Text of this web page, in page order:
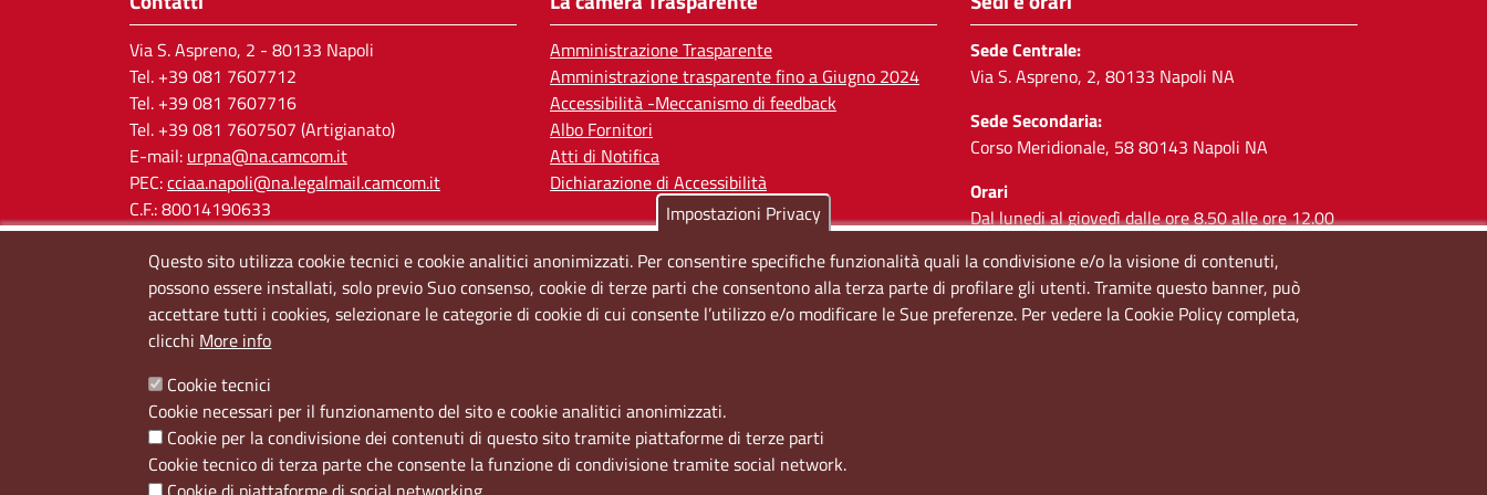
Via S. Aspreno, 2 - 80133 Napoli
Tel. +39 081 7607712
Tel. +39 081 7607716
Tel. +39 081 7607507 (Artigianato)
E-mail: urpna@na.camcom.it
PEC:cciaa.napoli@na.legalmail.camcom.it
C.F.: 80014190633
P.IVA: 03121650638
Cod. IPA: cciaa_na
Amministrazione Trasparente
Amministrazione trasparente fino a Giugno 2024
Accessibilità -Meccanismo di feedback
Albo Fornitori
Atti di Notifica
Dichiarazione di Accessibilità
Sede Centrale:
Via S. Aspreno, 2, 80133 Napoli NA
Sede Secondaria:
Corso Meridionale, 58 80143 Napoli NA
Orari
Dal lunedi al giovedì dalle ore 8.50 alle ore 12.00
Social
Menù privacy
Cookie Note Legali Accesso riservato
Impostazioni Privacy
Questo sito utilizza cookie tecnici e cookie analitici anonimizzati. Per consentire specifiche funzionalità quali la condivisione e/o la visione di contenuti,
possono essere installati, solo previo Suo consenso, cookie di terze parti che consentono alla terza parte di profilare gli utenti. Tramite questo banner, può
accettare tutti i cookies, selezionare le categorie di cookie di cui consente l’utilizzo e/o modificare le Sue preferenze. Per vedere la Cookie Policy completa,
clicchi More info
Cookie tecnici
Cookie necessari per il funzionamento del sito e cookie analitici anonimizzati.
Cookie per la condivisione dei contenuti di questo sito tramite piattaforme di terze parti
Cookie tecnico di terza parte che consente la funzione di condivisione tramite social network.